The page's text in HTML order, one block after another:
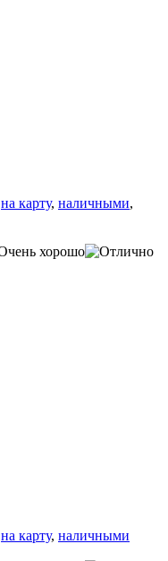
на карту, наличными,
на карту, наличными